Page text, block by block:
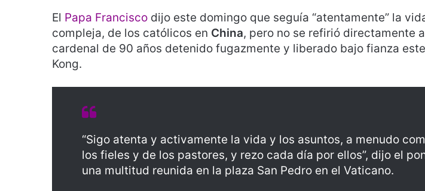
El Papa Francisco dijo este domingo que seguía “atentamente” la
compleja, de los católicos en China, pero no se refirió directamente
cardenal de 90 años detenido fugazmente y liberado bajo fianza
Kong.
“Sigo atenta y activamente la vida y los asuntos, a menudo
los fieles y de los pastores, y rezo cada día por ellos”, dijo el
una multitud reunida en la plaza San Pedro en el Vaticano.